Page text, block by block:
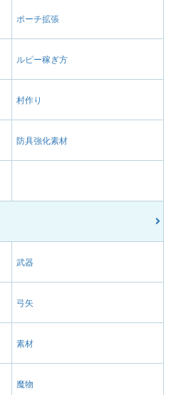
ポーチ拡張
ルピー稼ぎ方
村作り
防具強化素材
武器
弓矢
素材
魔物